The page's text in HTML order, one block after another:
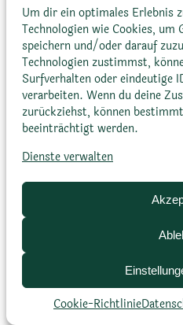
Um dir ein optimales Erlebnis
Technologien wie Cookies, um
speichern und/oder darauf
Technologien zustimmst,
Surfverhalten oder eindeutige
verarbeiten. Wenn du deine
zurückziehst, können
beeinträchtigt werden.
Dienste verwalten
Cookie-Richtlinie
auf, wenn sie Wasser
verlieren.
Glossar
Cookie-Richtlinie (EU)